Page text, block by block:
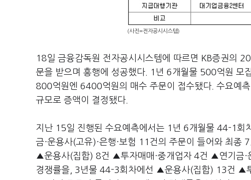
(사진=전자공시시스템)
18일 금융감독원 전자공시시스템에 따르면 KB증권의
문을 받으며 흥행에 성공했다. 1년 6개월물 500억원
800억원엔 6400억원의 매수 주문이 접수됐다. 수요예
규모로 증액이 결정됐다.
지난 15일 진행된 수요예측에서는 1년 6개월물 44-1
금·운용사(고유)·은행·보험 11건의 주문이 들어와 최
▲운용사(집합) 8건 ▲투자매매·중개업자 4건 ▲연기금·
경쟁률을, 3년물 44-3회차에선 ▲운용사(집합) 13건 ▲